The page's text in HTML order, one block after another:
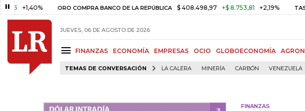
+1,40% ORO COMPRA BANCO DE LA REPÚBLICA $ 408.498,97 +$ 8.753,81 +2,19% TASA DE
JUEVES, 06 DE AGOSTO DE 2026
FINANZAS ECONOMÍA EMPRESAS OCIO GLOBOECONOMÍA
TEMAS DE CONVERSACIÓN LA CALERA MINERÍA CARBÓN VENEZUELA
FINANZAS